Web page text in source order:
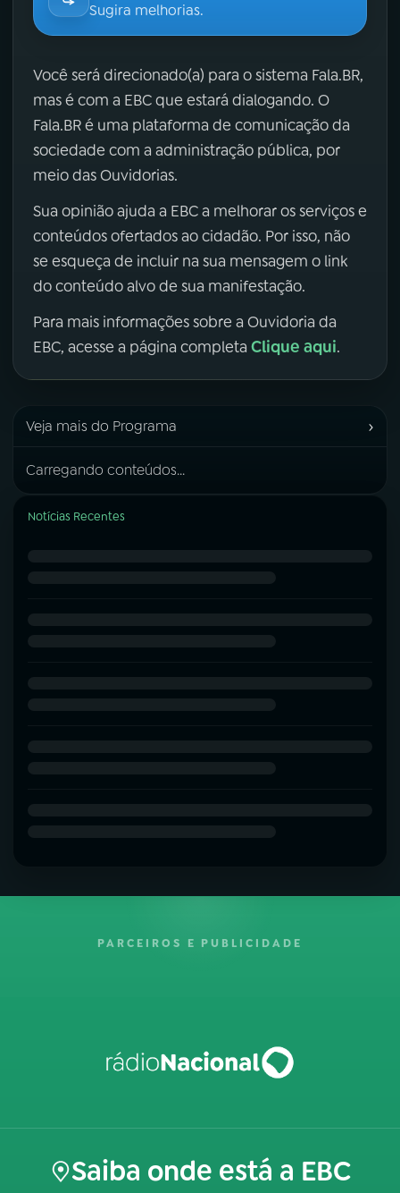
Sugira melhorias.
Você será direcionado(a) para o sistema Fala.BR,
mas é com a EBC que estará dialogando. O
Fala.BR é uma plataforma de comunicação da
sociedade com a administração pública, por
meio das Ouvidorias.
Sua opinião ajuda a EBC a melhorar os serviços e
conteúdos ofertados ao cidadão. Por isso, não
se esqueça de incluir na sua mensagem o link
do conteúdo alvo de sua manifestação.
Para mais informações sobre a Ouvidoria da
EBC, acesse a página completa Clique aqui.
Veja mais do Programa ›
Carregando conteúdos...
Notícias Recentes
PARCEIROS E PUBLICIDADE
Saiba onde está a EBC